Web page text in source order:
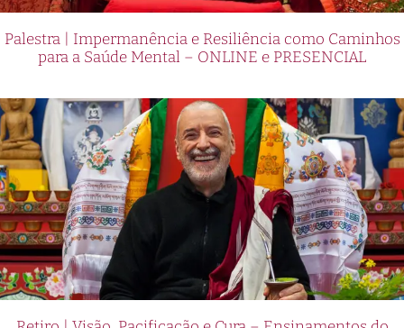
Palestra | Impermanência e Resiliência como Caminhos
para a Saúde Mental – ONLINE e PRESENCIAL